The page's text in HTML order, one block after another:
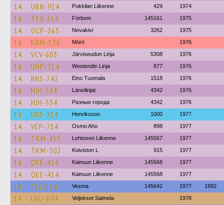
14 UBN-914 Pukkilan Liikenne 429 1974
14 TEX-514 Förbom 145161 1975
14 OCP-365 Nevakivi 3262 1975
14 KBM-136 Mörö 1976
14 VCV-603 Järviseudun Linja 5308 1976
14 UHP-714 Westendin Linja 877 1976
14 RNS-742 Eino Tuomala 1518 1976
14 HJH-534 Länsilinjat 4342 1976
14 HJH-534 Разные города 4342 1976
14 URS-214 Henriksson 1000 1977
14 VEP-714 Osmo Aho 898 1977
14 TKM-455 Lehtosen Liikenne 145567 1977
14 TKM-302 Koiviston L 915 1977
14 OEE-414 Kainuun Liikenne 145568 1977
14 OEE-414 Kainuun Liikenne 145568 1977
14 TLL-114 Vesma 145642 1977 1992
14 LHU-694 Veljekset Salmela 1978